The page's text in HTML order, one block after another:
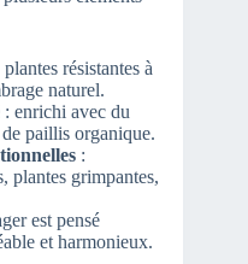
plantes résistantes à
naturel.
: enrichi avec du
paillis organique.
:
plantes grimpantes,
est pensé
et harmonieux.